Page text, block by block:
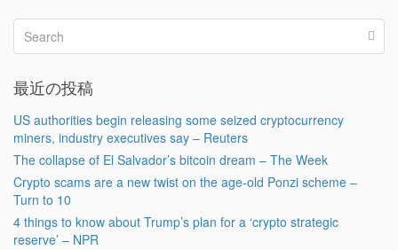
最近の投稿
US authorities begin releasing some seized cryptocurrency
miners, industry executives say – Reuters
The collapse of El Salvador’s bitcoin dream – The Week
Crypto scams are a new twist on the age-old Ponzi scheme –
Turn to 10
4 things to know about Trump’s plan for a ‘crypto strategic
reserve’ – NPR